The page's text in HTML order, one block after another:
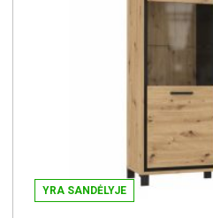
YRA SANDĖLYJE